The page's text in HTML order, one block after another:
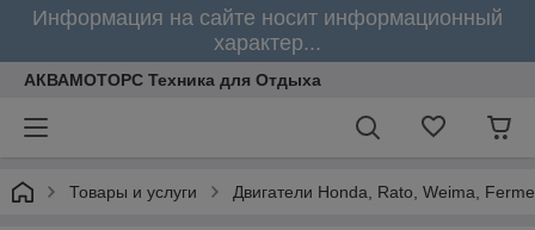
Информация на сайте носит информационный
характер...
АКВАМОТОРС Техника для Отдыха
Товары и услуги Двигатели Honda, Rato, Weima,